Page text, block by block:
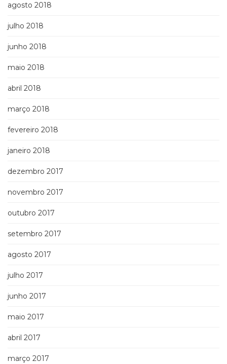
agosto 2018
julho 2018
junho 2018
maio 2018
abril 2018
março 2018
fevereiro 2018
janeiro 2018
dezembro 2017
novembro 2017
outubro 2017
setembro 2017
agosto 2017
julho 2017
junho 2017
maio 2017
abril 2017
março 2017